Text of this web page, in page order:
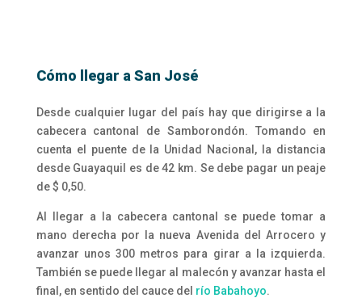
Cómo llegar a San José
Desde cualquier lugar del país hay que dirigirse a la
cabecera cantonal de Samborondón. Tomando en
cuenta el puente de la Unidad Nacional, la distancia
desde Guayaquil es de 42 km. Se debe pagar un peaje
de $ 0,50.
Al llegar a la cabecera cantonal se puede tomar a
mano derecha por la nueva Avenida del Arrocero y
avanzar unos 300 metros para girar a la izquierda.
También se puede llegar al malecón y avanzar hasta el
final, en sentido del cauce del río Babahoyo.